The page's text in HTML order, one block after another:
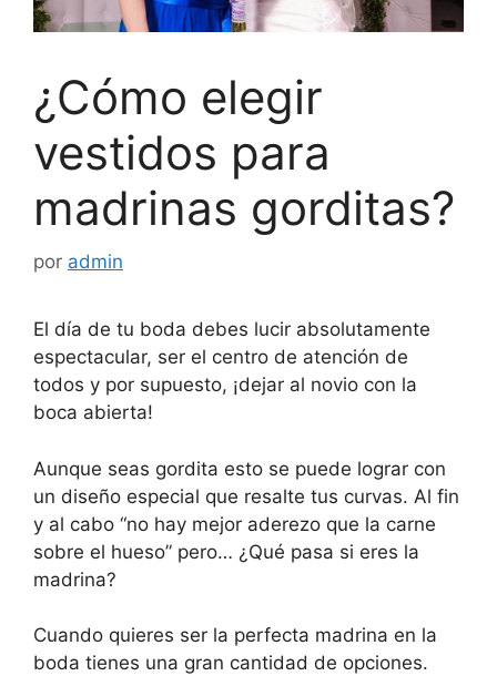
¿Cómo elegir
vestidos para
madrinas gorditas?
por admin
El día de tu boda debes lucir absolutamente
espectacular, ser el centro de atención de
todos y por supuesto, ¡dejar al novio con la
boca abierta!
Aunque seas gordita esto se puede lograr con
un diseño especial que resalte tus curvas. Al fin
y al cabo “no hay mejor aderezo que la carne
sobre el hueso” pero… ¿Qué pasa si eres la
madrina?
Cuando quieres ser la perfecta madrina en la
boda tienes una gran cantidad de opciones.